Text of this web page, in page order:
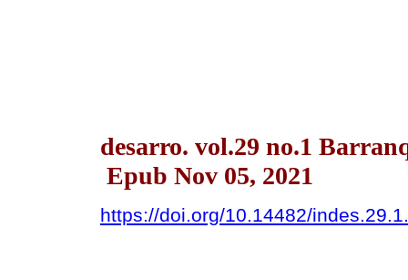
desarro. vol.29 no.1
Epub Nov 05, 2021
https://doi.org/10.14482/